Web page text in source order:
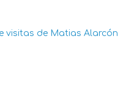
visitas de Matias Alarcón